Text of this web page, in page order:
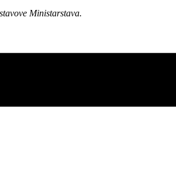
Ministarstava.